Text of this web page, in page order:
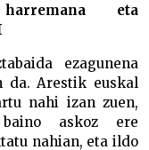
eta
ezagunena
da. Arestik euskal
nahi izan zuen,
askoz ere
nahian, eta ildo